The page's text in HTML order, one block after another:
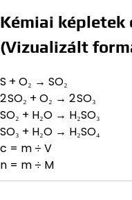
Kémiai képletek
(Vizualizált
S + O₂ → SO₂
2 SO₂ + O₂ → 2 SO₃
SO₂ + H₂O → H₂SO₃
SO₃ + H₂O → H₂SO₄
c = m ÷ V
n = m ÷ M